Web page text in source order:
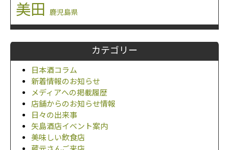
美田
鹿児島県
カテゴリー
日本酒コラム
新着情報のお知らせ
メディアへの掲載履歴
店舗からのお知らせ情報
日々の出来事
矢島酒店イベント案内
美味しい飲食店